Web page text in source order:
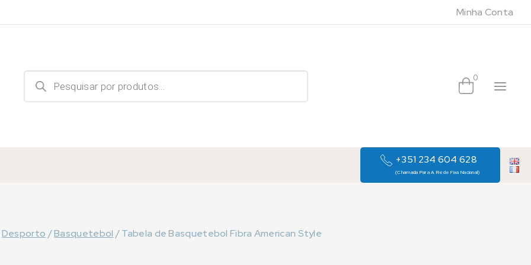
Minha Conta
Products
search 0
+351 234 604 628
(Chamada Para A Rede Fixa Nacional)
Desporto /Basquetebol /Tabela de Basquetebol Fibra American Style